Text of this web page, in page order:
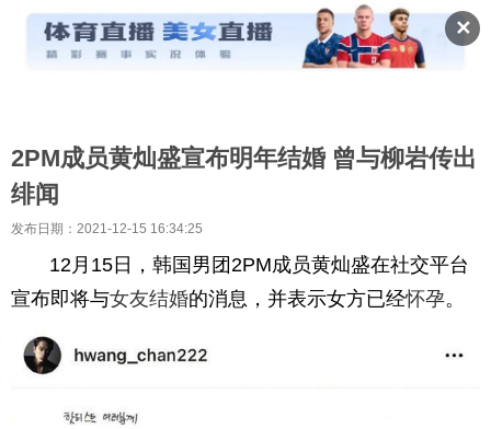
✕
2PM成员黄灿盛宣布明年结婚 曾与柳岩传出
绯闻
发布日期：2021-12-15 16:34:25
12月15日，韩国男团2PM成员黄灿盛在社交平台
宣布即将与女友结婚的消息，并表示女方已经怀孕。